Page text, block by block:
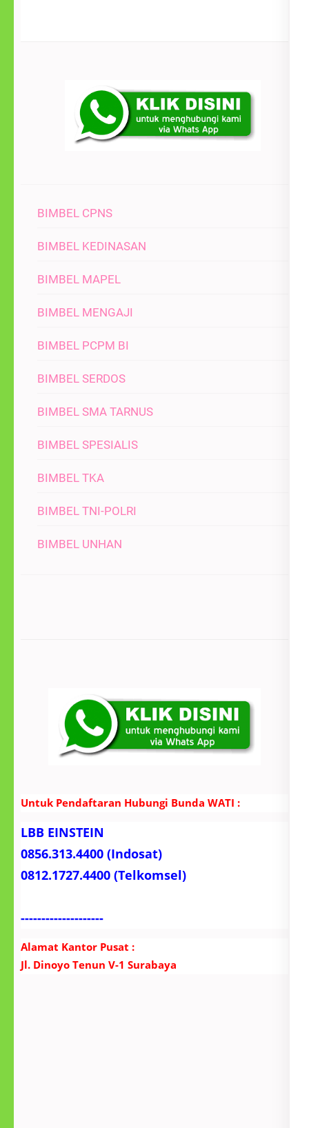
BIMBEL CPNS
BIMBEL KEDINASAN
BIMBEL MAPEL
BIMBEL MENGAJI
BIMBEL PCPM BI
BIMBEL SERDOS
BIMBEL SMA TARNUS
BIMBEL SPESIALIS
BIMBEL TKA
BIMBEL TNI-POLRI
BIMBEL UNHAN
Untuk Pendaftaran Hubungi Bunda WATI :
LBB EINSTEIN
0856.313.4400 (Indosat)
0812.1727.4400 (Telkomsel)
--------------------
Alamat Kantor Pusat :
Jl. Dinoyo Tenun V-1 Surabaya